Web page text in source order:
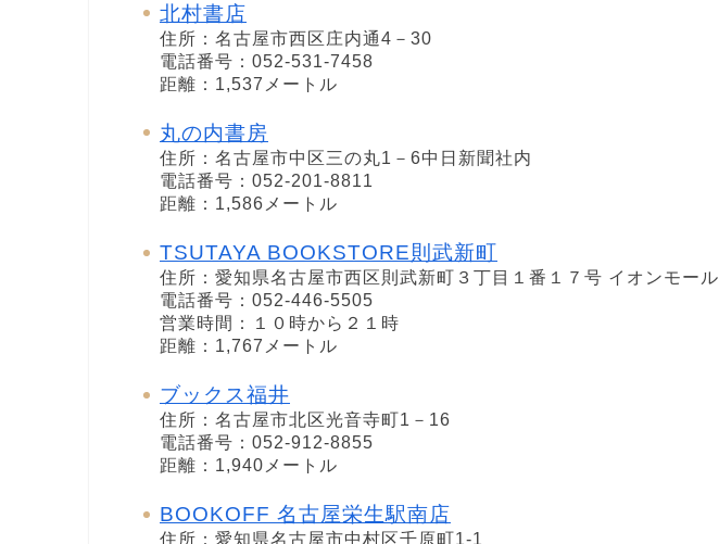
北村書店
住所：名古屋市西区庄内通4－30
電話番号：052-531-7458
距離：1,537メートル
丸の内書房
住所：名古屋市中区三の丸1－6中日新聞社内
電話番号：052-201-8811
距離：1,586メートル
TSUTAYA BOOKSTORE則武新町
住所：愛知県名古屋市西区則武新町３丁目１番１７号 イオンモール
電話番号：052-446-5505
営業時間：１０時から２１時
距離：1,767メートル
ブックス福井
住所：名古屋市北区光音寺町1－16
電話番号：052-912-8855
距離：1,940メートル
BOOKOFF 名古屋栄生駅南店
住所：愛知県名古屋市中村区千原町1-1